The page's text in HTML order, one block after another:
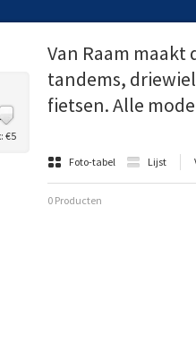
Van Raam
tandems,
fietsen. Alle
Foto-tabel Lijst
0 Producten
€5